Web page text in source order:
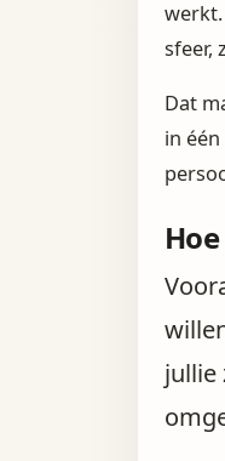
werkt.
sfeer,
Dat
in
jullie